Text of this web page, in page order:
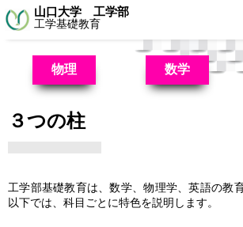
山口大学 工学部
工学基礎教育
物理 数学
３つの柱
工学部基礎教育は、数学、物理学、英語の教
以下では、科目ごとに特色を説明します。